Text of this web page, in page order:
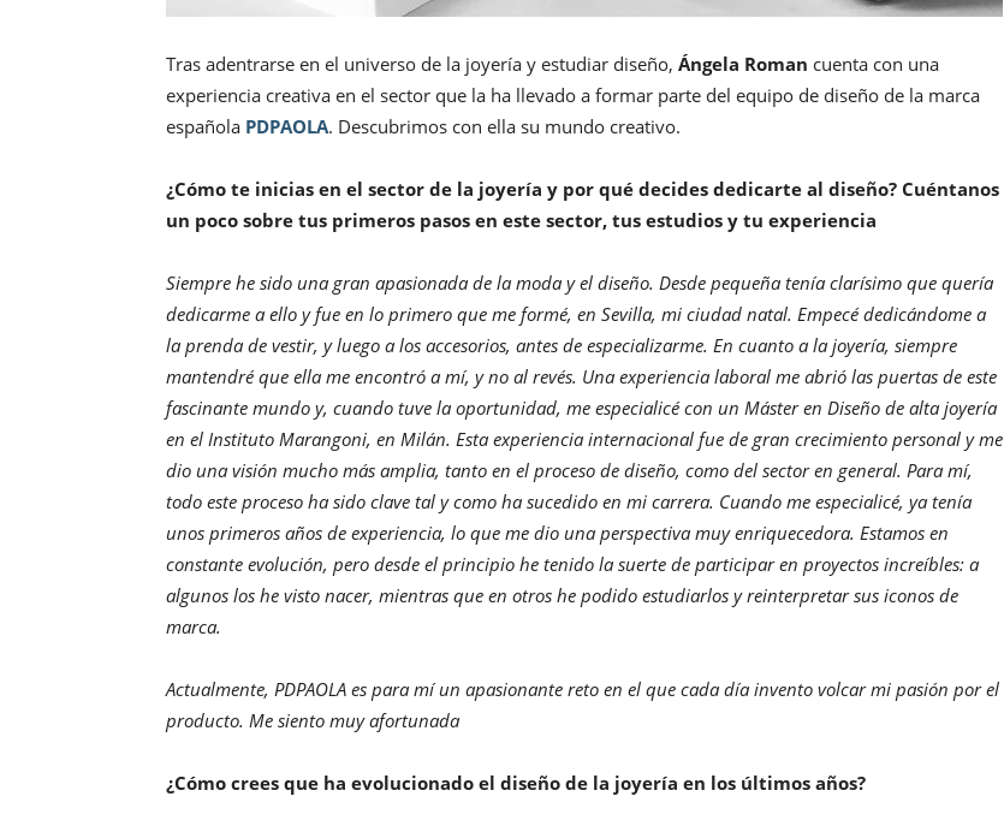
Tras adentrarse en el universo de la joyería y estudiar diseño, Ángela Roman cuenta con una
experiencia creativa en el sector que la ha llevado a formar parte del equipo de diseño de la marca
española PDPAOLA. Descubrimos con ella su mundo creativo.
¿Cómo te inicias en el sector de la joyería y por qué decides dedicarte al diseño? Cuéntanos
un poco sobre tus primeros pasos en este sector, tus estudios y tu experiencia
Siempre he sido una gran apasionada de la moda y el diseño. Desde pequeña tenía clarísimo que quería
dedicarme a ello y fue en lo primero que me formé, en Sevilla, mi ciudad natal. Empecé dedicándome a
la prenda de vestir, y luego a los accesorios, antes de especializarme. En cuanto a la joyería, siempre
mantendré que ella me encontró a mí, y no al revés. Una experiencia laboral me abrió las puertas de este
fascinante mundo y, cuando tuve la oportunidad, me especialicé con un Máster en Diseño de alta joyería
en el Instituto Marangoni, en Milán. Esta experiencia internacional fue de gran crecimiento personal y me
dio una visión mucho más amplia, tanto en el proceso de diseño, como del sector en general. Para mí,
todo este proceso ha sido clave tal y como ha sucedido en mi carrera. Cuando me especialicé, ya tenía
unos primeros años de experiencia, lo que me dio una perspectiva muy enriquecedora. Estamos en
constante evolución, pero desde el principio he tenido la suerte de participar en proyectos increíbles: a
algunos los he visto nacer, mientras que en otros he podido estudiarlos y reinterpretar sus iconos de
marca.
Actualmente, PDPAOLA es para mí un apasionante reto en el que cada día invento volcar mi pasión por el
producto. Me siento muy afortunada
¿Cómo crees que ha evolucionado el diseño de la joyería en los últimos años?